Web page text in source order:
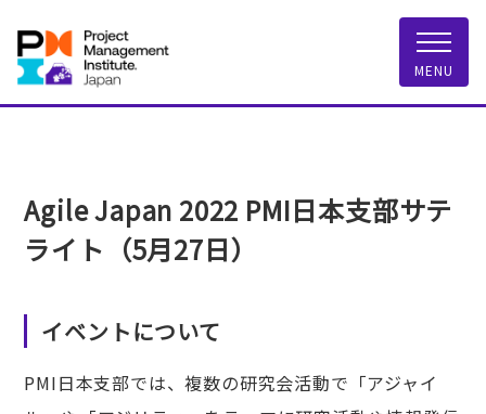
一般社団法人 PMI
MENU
Agile Japan 2022 PMI日本支部サテ
ライト（5月27日）
イベントについて
PMI日本支部では、複数の研究会活動で「アジャイ